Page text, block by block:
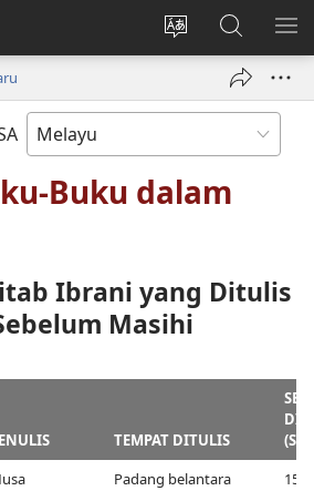
Tukar
bahasa
web
Log
Masuk
baharu)
Cari
JW.ORG
Buku dalam
Ibrani yang Ditulis
Masihi
TEMPAT DITULIS
(SM)
Padang belantara 1513